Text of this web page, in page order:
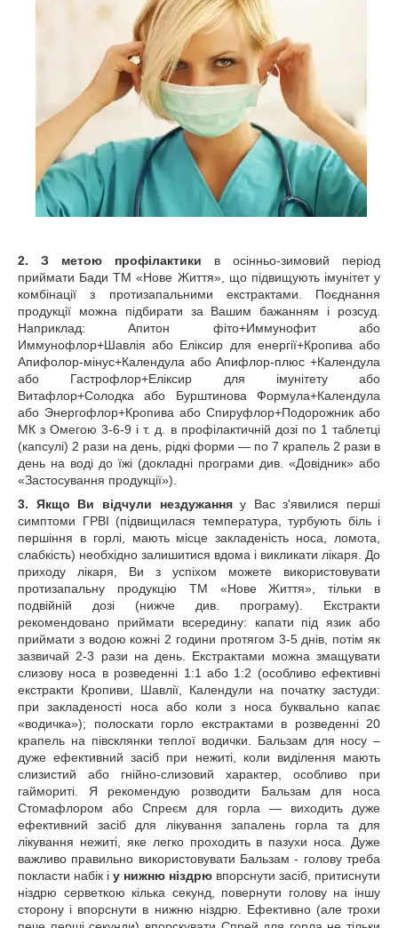
2. З метою профілактики в осінньо-зимовий період
приймати Бади ТМ «Нове Життя», що підвищують імунітет у
комбінації з протизапальними екстрактами. Поєднання
продукції можна підбирати за Вашим бажанням і розсуд.
Наприклад: Апитон фіто+Иммунофит або
Иммунофлор+Шавлія або Еліксир для енергії+Кропива або
Апифолор-мінус+Календула або Апифлор-плюс +Календула
або Гастрофлор+Еліксир для імунітету або
Витафлор+Солодка або Бурштинова Формула+Календула
або Энергофлор+Кропива або Спируфлор+Подорожник або
МК з Омегою 3-6-9 і т. д. в профілактичній дозі по 1 таблетці
(капсулі) 2 рази на день, рідкі форми — по 7 крапель 2 рази в
день на воді до їжі (докладні програми див. «Довідник» або
«Застосування продукції»).
3. Якщо Ви відчули нездужанняу Вас з'явилися перші
симптоми ГРВІ (підвищилася температура, турбують біль і
першіння в горлі, мають місце закладеність носа, ломота,
слабкість) необхідно залишитися вдома і викликати лікаря. До
приходу лікаря, Ви з успіхом можете використовувати
протизапальну продукцію ТМ «Нове Життя», тільки в
подвійній дозі (нижче див. програму). Екстракти
рекомендовано приймати всередину: капати під язик або
приймати з водою кожні 2 години протягом 3-5 днів, потім як
зазвичай 2-3 рази на день. Екстрактами можна змащувати
слизову носа в розведенні 1:1 або 1:2 (особливо ефективні
екстракти Кропиви, Шавлії, Календули на початку застуди:
при закладеності носа або коли з носа буквально капає
«водичка»); полоскати горло екстрактами в розведенні 20
крапель на півсклянки теплої водички. Бальзам для носу –
дуже ефективний засіб при нежиті, коли виділення мають
слизистий або гнійно-слизовий характер, особливо при
гаймориті. Я рекомендую розводити Бальзам для носа
Стомафлором або Спреєм для горла — виходить дуже
ефективний засіб для лікування запалень горла та для
лікування нежиті, яке легко проходить в пазухи носа. Дуже
важливо правильно використовувати Бальзам - голову треба
покласти набік і у нижню ніздрю впорснути засіб, притиснути
ніздрю серветкою кілька секунд, повернути голову на іншу
сторону і впорснути в нижню ніздрю. Ефективно (але трохи